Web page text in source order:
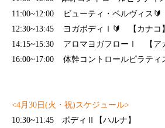
11:00~12:00
ビューティ・ペルヴィス 🔰
12:30~13:45
ヨガボディⅠ 🔰
【カナコ】
14:15~15:30 アロマヨガフロー
16:00~17:00 体幹コントロールピラティ
<4月 30 日 (火・祝)スケジュール>
10:30~11:45
ボディⅡ【ハルナ】